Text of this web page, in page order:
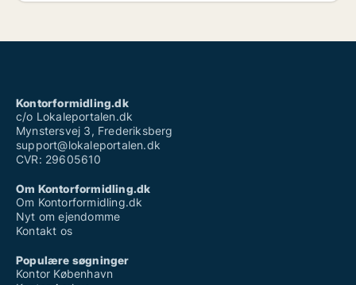
Kontorformidling.dk
c/o Lokaleportalen.dk
Mynstersvej 3, Frederiksberg
support@lokaleportalen.dk
CVR: 29605610
Om Kontorformidling.dk
Om Kontorformidling.dk
Nyt om ejendomme
Kontakt os
Populære søgninger
Kontor København